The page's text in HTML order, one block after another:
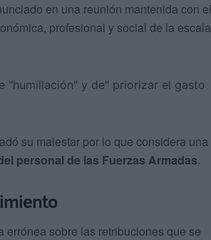
en una reunión mantenida con el
profesional y social de la escala
"humillación" y de" priorizar el gasto
su malestar por lo que considera una
personal de las Fuerzas Armadas.
sobre las retribuciones que se